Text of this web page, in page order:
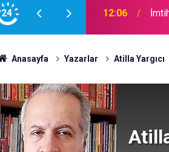
24 15:30
Anasayfa Yazarlar Atilla Yargıcı